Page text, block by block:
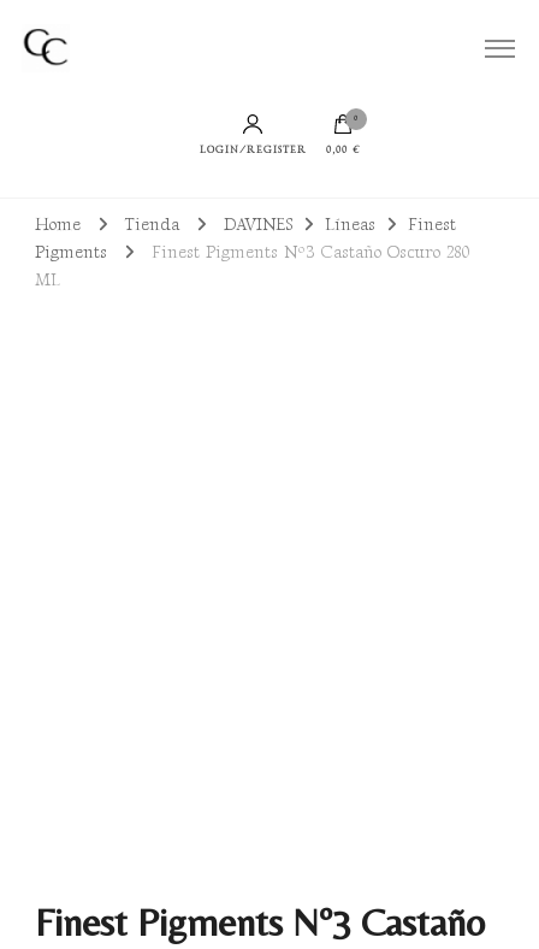
Cuidamos de tu Cabello
Todo lo que necesitas para lucir un cabello bien cuidado, sano y con productos
sostenibles
LOGIN/REGISTER
0
0,00 €
Home Tienda DAVINES Líneas
Finest
Pigments
Finest Pigments Nº3 Castaño Oscuro 280
ML
Finest Pigments Nº3 Castaño